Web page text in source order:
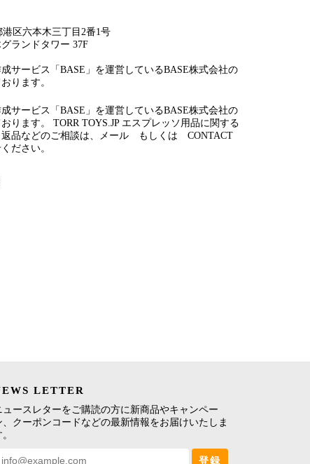
港区六本木三丁目2番1号
ランドタワー 37F
サービス「BASE」を運営しているBASE株式会社の
ります。
サービス「BASE」を運営しているBASE株式会社の
ります。 TORR TOYS.JP エスプレッソ用品に関する
返品などのご相談は、メール もしくは CONTACT
ださい。
LETTER
ュースレターをご購読の方に新商品やキャンペー
、クーポンコードなどの最新情報をお届けいたしま
登録